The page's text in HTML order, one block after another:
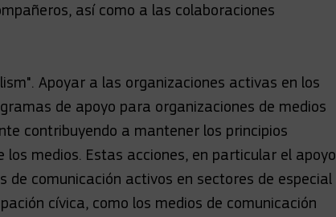
así como a las colaboraciones
Apoyar a las organizaciones activas en los
de apoyo para organizaciones de medios
contribuyendo a mantener los principios
medios. Estas acciones, en particular el apoyo
comunicación activos en sectores de especial
cívica, como los medios de comunicación